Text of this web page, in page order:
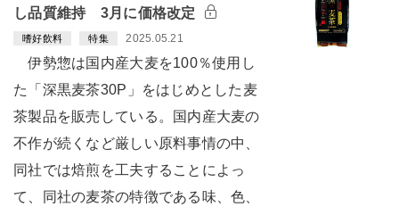
し品質維持 3月に価格改定
嗜好飲料 特集 2025.05.21
伊勢惣は国内産大麦を100％使用し
た「深黒麦茶30P」をはじめとした麦
茶製品を販売している。国内産大麦の
不作が続くなど厳しい原料事情の中、
同社では焙煎を工夫することによっ
て、同社の麦茶の特徴である味、色、